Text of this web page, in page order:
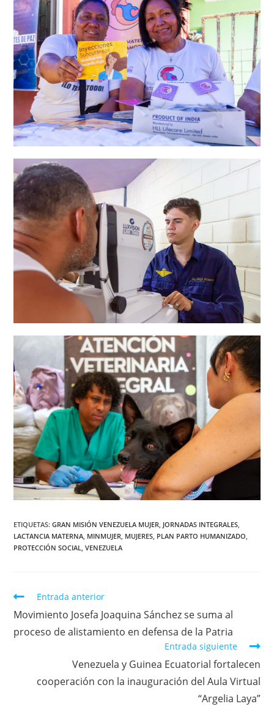
ETIQUETAS:GRAN MISIÓN VENEZUELA MUJER JORNADAS INTEGRALES
LACTANCIA MATERNA MINMUJER MUJERES PLAN PARTO HUMANIZADO
PROTECCIÓN SOCIAL
VENEZUELA
Entrada anterior
Movimiento Josefa Joaquina Sánchez se suma al
proceso de alistamiento en defensa de la Patria
Entrada siguiente
Venezuela y Guinea Ecuatorial fortalecen
cooperación con la inauguración del Aula Virtual
“Argelia Laya”